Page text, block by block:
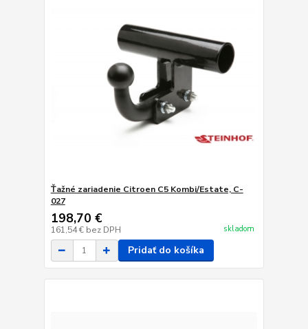
Ťažné zariadenie Citroen C5 Kombi/Estate, C-
027
198,70 €
161,54 € bez DPH skladom
Pridať do košíka